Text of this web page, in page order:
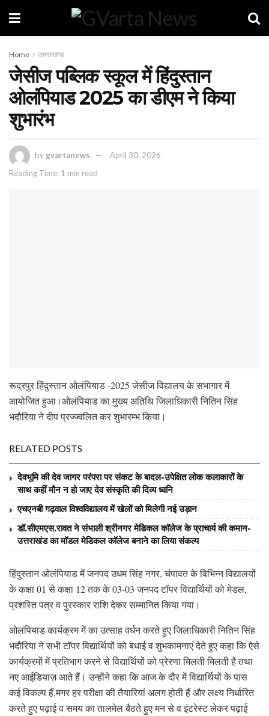
Home उत्तराखण्ड
जेसीज पब्लिक स्कूल में हिंदुस्तान
ओलंपियाड 2025 का डीएम ने किया
शुभारंभ
by gvartanews
April 30, 2026
Reading Time: 1 min read
रूद्रपुर हिंदुस्तान ओलंपियाड -2025 जेसीज विद्यालय के सभागार में
आयोजित हुआ।ओलंपियाड का मुख्य अतिथि जिलाधिकारी नितिन सिंह
भदौरिया ने दीप प्रज्ज्वलित कर शुभारम्भ किया।
RELATED POSTS
देवभूमि की देव जागर परंपरा पर संकट के बादल-उपेक्षित लोक कलाकारों के
साथ कहीं मौन न हो जाए देव संस्कृति की दिव्य ध्वनि
एचएनबी गढ़वाल विश्वविद्यालय में खेलों को मिलेगी नई उड़ान
डॉ.सीएमएस.रावत ने संभाली श्रीनगर मेडिकल कॉलेज के प्राचार्य की कमान-
उत्तराखंड का मॉडल मेडिकल कॉलेज बनाने का लिया संकल्प
हिंदुस्तान ओलंपियाड में जनपद उधम सिंह नगर, चंपावत के विभिन्न विद्यालयों
के कक्षा 01 से कक्षा 12 तक के 03-03 जनपद टॉपर विद्यार्थियों को मेडल,
प्रशस्ति पत्र व पुरस्कार राशि देकर सम्मानित किया गया।
ओलंपियाड कार्यक्रम में का उत्साह वर्धन करते हुए जिलाधिकारी नितिन सिंह
भदौरिया ने सभी टॉपर विद्यार्थियों को बधाई व शुभकामनाएं देते हुए कहा कि ऐसे
कार्यक्रमों में प्रतिभाग करने से विद्यार्थियों को प्रेरणा मिलती मिलती है तथा
नए आईडियाज़ आते हैं। उन्होंने कहा कि आज के दौर में विद्यार्थियों के पास
कई विकल्प हैं,मगर हर परीक्षा की तैयारियां अलग होती हैं और लक्ष्य निर्धारित
करते हुए पढ़ाई व समय का तालमेल बैठते हुए मन से व इंटरेस्ट लेकर पढ़ाई